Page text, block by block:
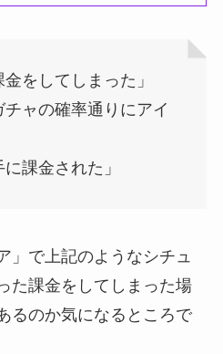
をしてしまった」
チャの確率通りにアイ
課金された」
」で上記のようなシチュ
た課金をしてしまった場
るのか気になるところで